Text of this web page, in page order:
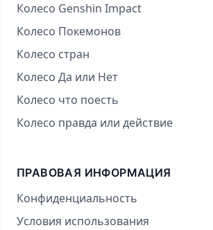
Колесо Genshin Impact
Колесо Покемонов
Колесо стран
Колесо Да или Нет
Колесо что поесть
Колесо правда или действие
ПРАВОВАЯ ИНФОРМАЦИЯ
Конфиденциальность
Условия использования